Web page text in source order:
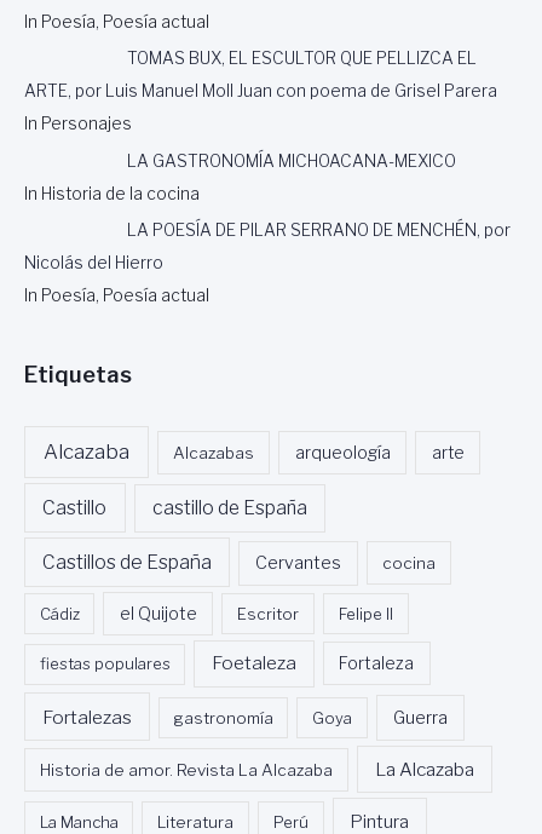
In Poesía, Poesía actual
TOMAS BUX, EL ESCULTOR QUE PELLIZCA EL
ARTE, por Luis Manuel Moll Juan con poema de Grisel Parera
In Personajes
LA GASTRONOMÍA MICHOACANA-MEXICO
In Historia de la cocina
LA POESÍA DE PILAR SERRANO DE MENCHÉN, por
Nicolás del Hierro
In Poesía, Poesía actual
Etiquetas
Alcazaba Alcazabas arqueología arte
Castillo castillo de España
Castillos de España Cervantes cocina
Cádiz el Quijote Escritor Felipe II
fiestas populares Foetaleza Fortaleza
Fortalezas gastronomía Goya Guerra
Historia de amor. Revista La Alcazaba La Alcazaba
La Mancha Literatura Perú Pintura